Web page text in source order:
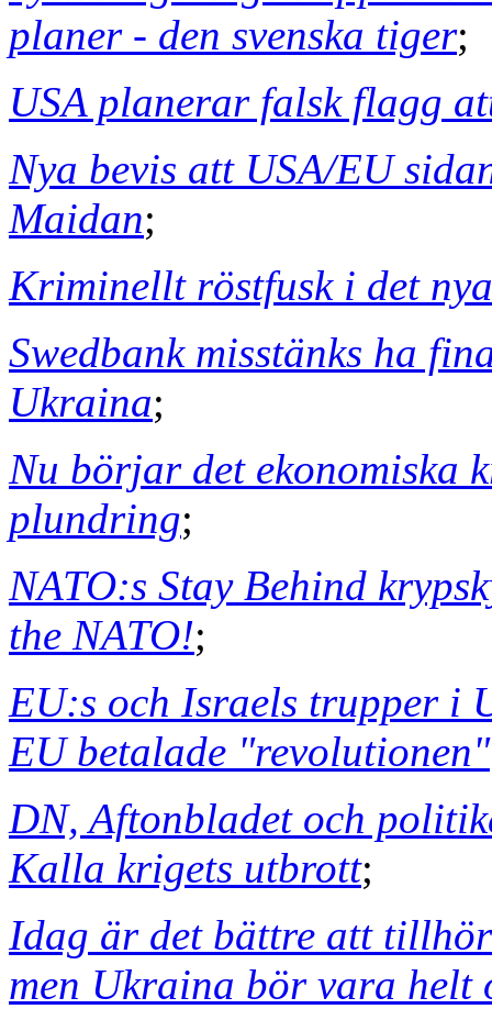
planer - den svenska tiger;
USA planerar falsk flagg
Nya bevis att USA/EU
Maidan;
Kriminellt röstfusk i det
Swedbank misstänks ha
Ukraina;
Nu börjar det ekonomiska
plundring;
NATO:s Stay Behind
the NATO!;
EU:s och Israels trupper i
EU betalade "revolutionen"
DN, Aftonbladet och
Kalla krigets utbrott;
Idag är det bättre att
men Ukraina bör vara helt